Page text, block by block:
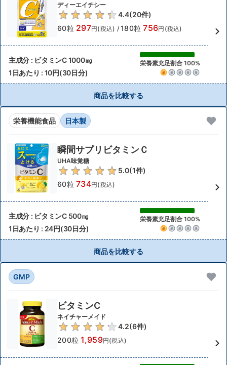
ディーエイチシー
4.4(20件)
60粒 297円(税込) / 180粒 756円(税込)
主成分 : ビタミンC 1000㎎ 栄養素充足割合 100%
1日あたり : 10円(30日分)
商品を比較する
栄養機能食品 日本製
瞬間サプリビタミンＣ
UHA味覚糖
5.0(1件)
60粒 734円(税込)
主成分 : ビタミンC 500㎎ 栄養素充足割合 100%
1日あたり : 24円(30日分)
商品を比較する
GMP
ビタミンC
ネイチャーメイド
4.2(6件)
200粒 1,959円(税込)